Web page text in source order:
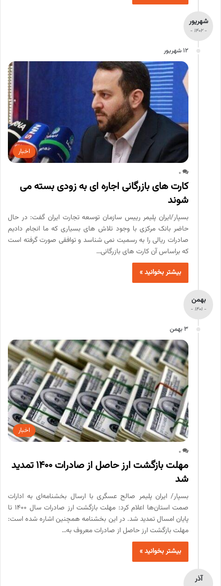
شهریور
- 1402 -
12 شهریور
اخبار
0
کارت های بازرگانی اجاره ای به زودی بسته می
شوند
بسپار/ایران پلیمر رییس سازمان توسعه تجارت ایران گفت: در حال
حاضر بانک مرکزی با وجود تلاش های بسیاری که ما انجام دادیم
صادرات ریالی را به رسمیت نمی شناسد و توافقی صورت گرفته است
که براساس آن کارت های بازرگانی…
بیشتر بخوانید »
بهمن
- 1401 -
3 بهمن
اخبار
0
مهلت بازگشت ارز حاصل از صادرات ۱۴۰۰ تمدید
شد
بسپار/ ایران پلیمر صالح عسگری با ارسال بخشنامه‌ای به ادارات
صمت استان‌ها اعلام کرد: مهلت بازگشت ارز صادرات سال ۱۴۰۰ تا
پایان امسال تمدید شد. در این بخشنامه همچنین اشاره شده است:
مهلت بازگشت ارز حاصل از صادرات معروف به…
بیشتر بخوانید »
آذر